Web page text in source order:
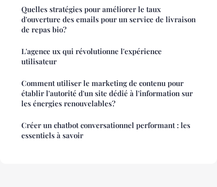
Quelles stratégies pour améliorer le taux
d'ouverture des emails pour un service de livraison
de repas bio?
L'agence ux qui révolutionne l'expérience
utilisateur
Comment utiliser le marketing de contenu pour
établir l'autorité d'un site dédié à l'information sur
les énergies renouvelables?
Créer un chatbot conversationnel performant : les
essentiels à savoir